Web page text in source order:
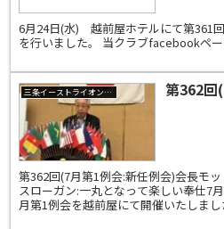
6月24日(水) 越前屋ホテルにて第361
を行いました。 当クラブfacebookペ
三条イーストライオンズクラブ 第362
第362回(7月第1例会:新任例会)会長モ
スローガン:一丸となって楽しい奉仕7
月第1例会を越前屋にて開催いたしま